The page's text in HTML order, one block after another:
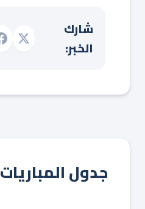
شارك
الخبر:
جدول المباريات